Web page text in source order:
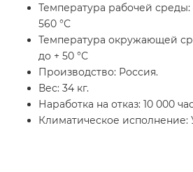
Температура рабочей среды:
560 °С
Температура окружающей
до + 50 °С
Производство: Россия.
Вес: 34 кг.
Наработка на отказ: 10 000
Климатическое исполнение: